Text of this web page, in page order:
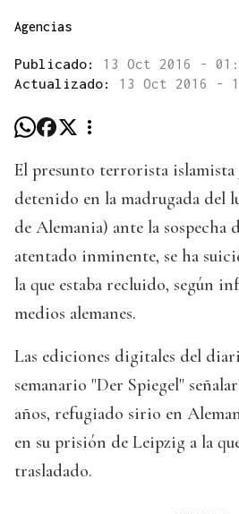
Agencias
Publicado: 13 Oct 2016 -
Actualizado: 13 Oct 2016 -
El presunto terrorista islamista
detenido en la madrugada del
de Alemania) ante la sospecha
atentado inminente, se ha
la que estaba recluido, según
medios alemanes.
Las ediciones digitales del
semanario "Der Spiegel"
años, refugiado sirio en
en su prisión de Leipzig a la
trasladado.